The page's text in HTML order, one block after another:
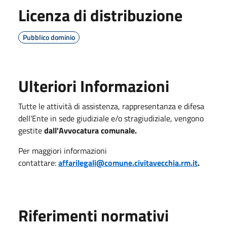
Licenza di distribuzione
Pubblico dominio
Ulteriori Informazioni
Tutte le attività di assistenza, rappresentanza e difesa
dell'Ente in sede giudiziale e/o stragiudiziale, vengono
gestitedall'Avvocatura comunale.
Per maggiori informazioni
contattare:affarilegali@comune.civitavecchia.rm.it.
Riferimenti normativi